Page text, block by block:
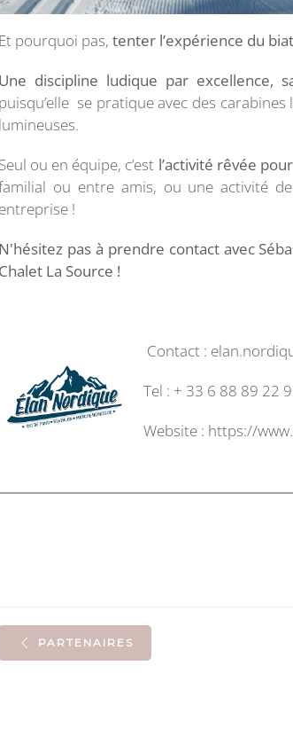
Et pourquoi pas, tenter l’expérience du
Une discipline ludique par excellence,
puisqu’elle se pratique avec des carabines
lumineuses.
Seul ou en équipe, c’est l’activité rêvée
ou entre amis, ou une activité
entreprise !
N'hésitez pas à prendre contact avec
Chalet La Source !
Contact :
Tel : + 33 6 88 89 22
Website : https://
PARTENAIRES